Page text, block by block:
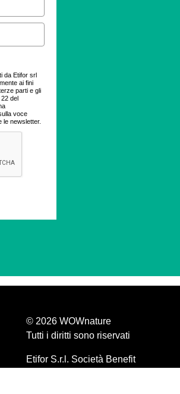
da Etifor srl
ai fini
parti e gli
del
voce
le newsletter.
© 2026 WOWnature
Tutti i diritti sono riservati
Etifor S.r.l. Società Benefit